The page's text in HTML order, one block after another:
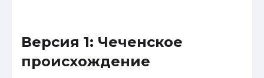
Версия 1: Чеченское
происхождение